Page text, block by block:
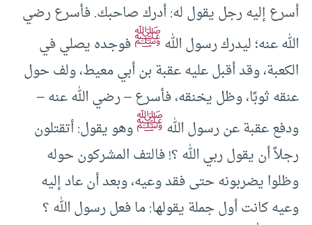
أسرع إليه رجل يقول له: أدرك صاحبك. فأسرع رضي
الله عنه؛ ليدرك رسول اللهﷺفوجده يصلي في
الكعبة، وقد أقبل عليه عقبة بن أبي معيط، ولف حول
عنقه ثوبًا، وظل يخنقه، فأسرع – رضي الله عنه –
ودفع عقبة عن رسول اللهﷺوهو يقول: أتقتلون
رجلاً أن يقول ربي الله ؟! فالتف المشركون حوله
وظلوا يضربونه حتى فقد وعيه، وبعد أن عاد إليه
وعيه كانت أول جملة يقولها: ما فعل رسول الله ؟